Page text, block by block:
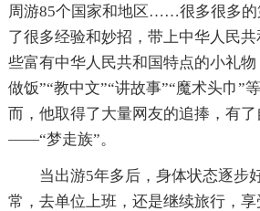
周游85个国家和地区……很多很多的
了很多经验和妙招，带上中华人民
些富有中华人民共和国特点的小礼
做饭”“教中文”“讲故事”“魔术头巾”
而，他取得了大量网友的追捧，有了
——“梦走族”。
当出游5年多后，身体状态逐步
常，去单位上班，还是继续旅行，享